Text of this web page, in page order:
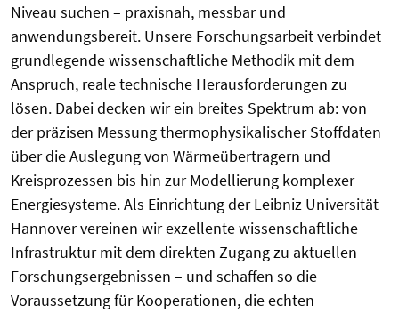
Niveau suchen – praxisnah, messbar und
anwendungsbereit. Unsere Forschungsarbeit verbindet
grundlegende wissenschaftliche Methodik mit dem
Anspruch, reale technische Herausforderungen zu
lösen. Dabei decken wir ein breites Spektrum ab: von
der präzisen Messung thermophysikalischer Stoffdaten
über die Auslegung von Wärmeübertragern und
Kreisprozessen bis hin zur Modellierung komplexer
Energiesysteme. Als Einrichtung der Leibniz Universität
Hannover vereinen wir exzellente wissenschaftliche
Infrastruktur mit dem direkten Zugang zu aktuellen
Forschungsergebnissen – und schaffen so die
Voraussetzung für Kooperationen, die echten